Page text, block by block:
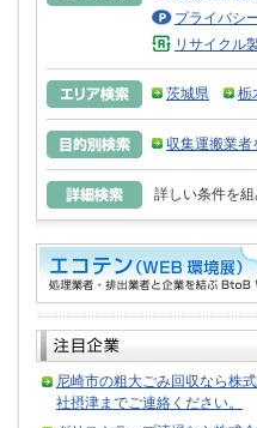
プライバシ
リサイクル
茨城県 栃
収集運搬業者
詳しい条件を組
尼崎市の粗大ごみ回収なら株
社摂津までご連絡ください。